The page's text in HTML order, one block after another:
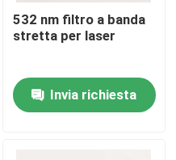
532 nm filtro a banda
stretta per laser
Invia richiesta